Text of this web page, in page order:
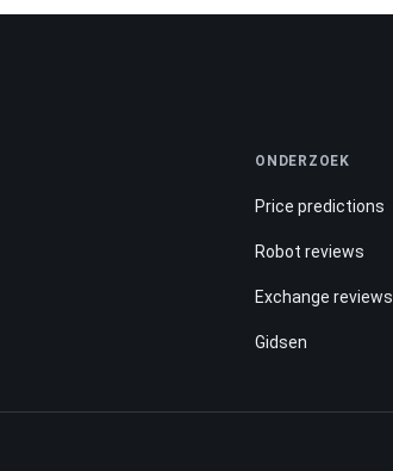
ONDERZOEK
Price predictions
Robot reviews
Exchange reviews
Gidsen